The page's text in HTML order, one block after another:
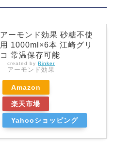
アーモンド効果 砂糖不使
用 1000ml×6本 江崎グリ
コ 常温保存可能
created by Rinker
アーモンド効果
Amazon
楽天市場
Yahooショッピング